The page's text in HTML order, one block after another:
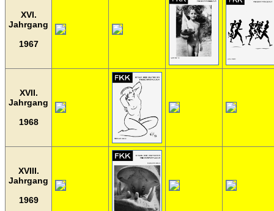
XVI.
Jahrgang
1967
XVII.
Jahrgang
1968
XVIII.
Jahrgang
1969